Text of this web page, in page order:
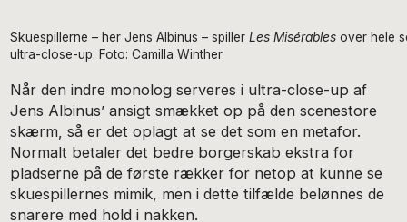
Skuespillerne – her Jens Albinus – spillerLes Misérables over hele
ultra-close-up. Foto: Camilla Winther
Når den indre monolog serveres i ultra-close-up af
Jens Albinus’ ansigt smækket op på den scenestore
skærm, så er det oplagt at se det som en metafor.
Normalt betaler det bedre borgerskab ekstra for
pladserne på de første rækker for netop at kunne se
skuespillernes mimik, men i dette tilfælde belønnes de
snarere med hold i nakken.